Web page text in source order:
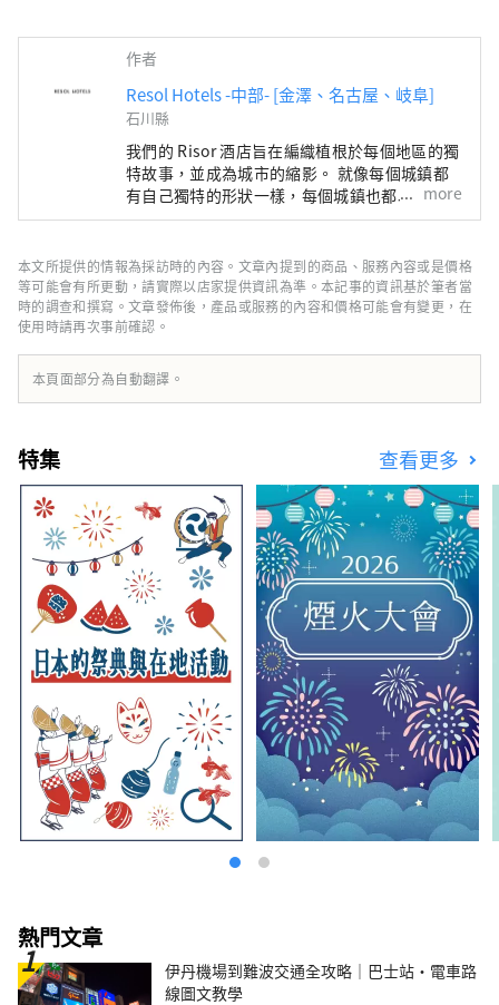
作者
Resol Hotels -中部- [金澤、名古屋、岐阜]
石川縣
我們的 Risor 酒店旨在編織植根於每個地區的獨
特故事，並成為城市的縮影。 就像每個城鎮都
有自己獨特的形狀一樣，每個城鎮也都以自己獨
特的面貌迎接遊客。 金澤雷索爾三一飯店 ～只
地區最大的城市，也被稱為「百萬石加賀藩」。
它的歷史始於1546年由一向宗信徒建造的金澤
禦堂。 戰國時代，在大小枝氏的統治下，工
藝、表演藝術等傳統文化得到了發展。 金澤雷
索爾三一酒店旨在傳達金澤獨特的魅力， 它的
建立旨在成為文化傳承和城市發展的樞紐。 金
Kanazawa) 體驗充滿加賀百萬石藩邸輝煌的美
好時光。 名古屋雷索爾酒店 ～可以穿西裝、運
動鞋的飯店～ 這家以「西裝和運動鞋」為主題
的都市美式飯店， 整棟建築中瀰漫著爵士樂的
味道，這是一種全國獨有的音樂文化。 它在緊
張和放鬆之間創造了完美的平衡。 空間的設計
注重細節，從材料到家具、物品和配件。 它就
像一個“成年人的聚會場所”，邀請尋求真實性
的旅行者享受深度放鬆的體驗。 名古屋雷索爾
酒店是一個精緻的空間，您可以感受到古老文化
和智慧的氣息。 適合成年人放鬆的飯店。 岐阜
雷索爾飯店 ～用所有感官感受清流孕育的文化
與歷史～ 美麗、翠綠的山。清澈的溪流似乎可
以淨化你的靈魂。 岐阜市擁有美麗的自然風
光，是一座與水和諧相處、擁有悠久歷史的城
市。 從飯店步行只需 20 分鐘，您就會看到這座
城市唯一的天然瀑布，其水源來自桃岳的溪流。
春、夏、秋、冬四季景色各有不同，每次來都有
more
本文所提供的情報為採訪時的內容。文章內提到的商品、服務內容或是價格
等可能會有所更動，請實際以店家提供資訊為準。本記事的資訊基於筆者當
時的調查和撰寫。文章發佈後，產品或服務的內容和價格可能會有變更，在
使用時請再次事前確認。
本頁面部分為自動翻譯。
特集 查看更多
熱門文章
伊丹機場到難波交通全攻略｜巴士站・電車路
線圖文教學